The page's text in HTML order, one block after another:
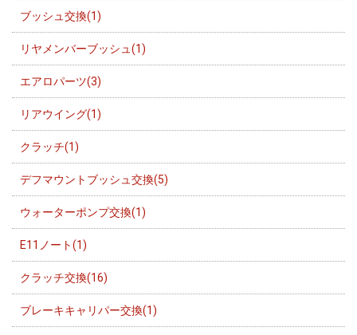
ブッシュ交換(1)
リヤメンバーブッシュ(1)
エアロパーツ(3)
リアウイング(1)
クラッチ(1)
デフマウントブッシュ交換(5)
ウォーターポンプ交換(1)
E11ノート(1)
クラッチ交換(16)
ブレーキキャリパー交換(1)